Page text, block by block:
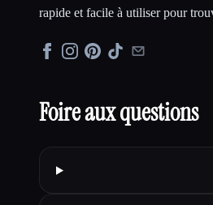
rapide et facile à utiliser pour
Foire aux questions